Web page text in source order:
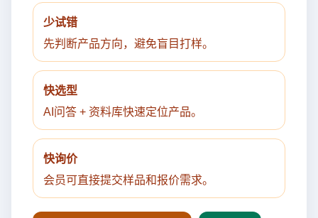
少试错
先判断产品方向，避免盲目打样。
快选型
AI问答 + 资料库快速定位产品。
快询价
会员可直接提交样品和报价需求。